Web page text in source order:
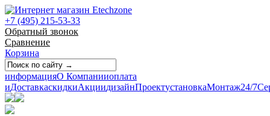
+7 (495) 215-53-33
Обратный звонок
Сравнение
Корзина
информацияО Компанииоплата
иДоставкаскидкиАкциидизайнПроектустановкаМонтаж24/7